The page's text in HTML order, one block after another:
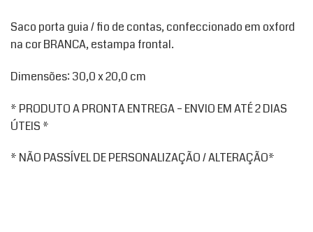
Saco porta guia / fio de contas, confeccionado em oxford
na cor BRANCA, estampa frontal.
Dimensões: 30,0 x 20,0 cm
* PRODUTO A PRONTA ENTREGA – ENVIO EM ATÉ 2 DIAS
ÚTEIS *
* NÃO PASSÍVEL DE PERSONALIZAÇÃO / ALTERAÇÃO*